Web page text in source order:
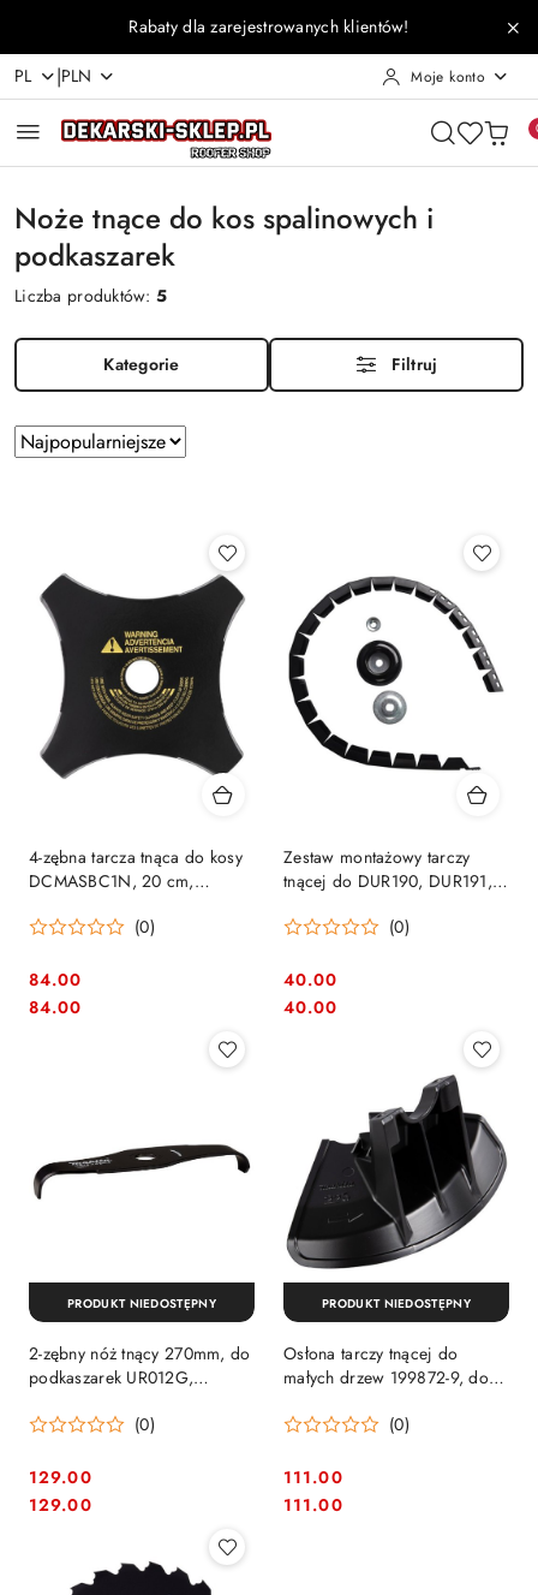
Przejdź do treści głównej
Przejdź do wyszukiwarki
Przejdź do moje konto
Przejdź do menu głównego
Przejdź do stopkiRabaty dla zarejestrowanych klientów!
PL |PLN Moje konto
Noże tnące do kos spalinowych i
podkaszarek
Liczba produktów:5
Kategorie Filtruj
Zastosowano
sortowanie:
Sortuj
według
4-zębna tarcza tnąca do kosy
DCMASBC1N, 20 cm,
(0)
Cena:
84.00
Cena:
84.00
Zestaw montażowy tarczy
tnącej do DUR190, DUR191,
(0)
Cena:
40.00
Cena:
40.00
2-zębny nóż tnący 270mm, do
podkaszarek UR012G,
(0)
Cena:
129.00
Cena:
129.00
PRODUKT NIEDOSTĘPNY
Osłona tarczy tnącej do
małych drzew 199872-9, do
(0)
Cena:
111.00
Cena:
111.00
PRODUKT NIEDOSTĘPNY